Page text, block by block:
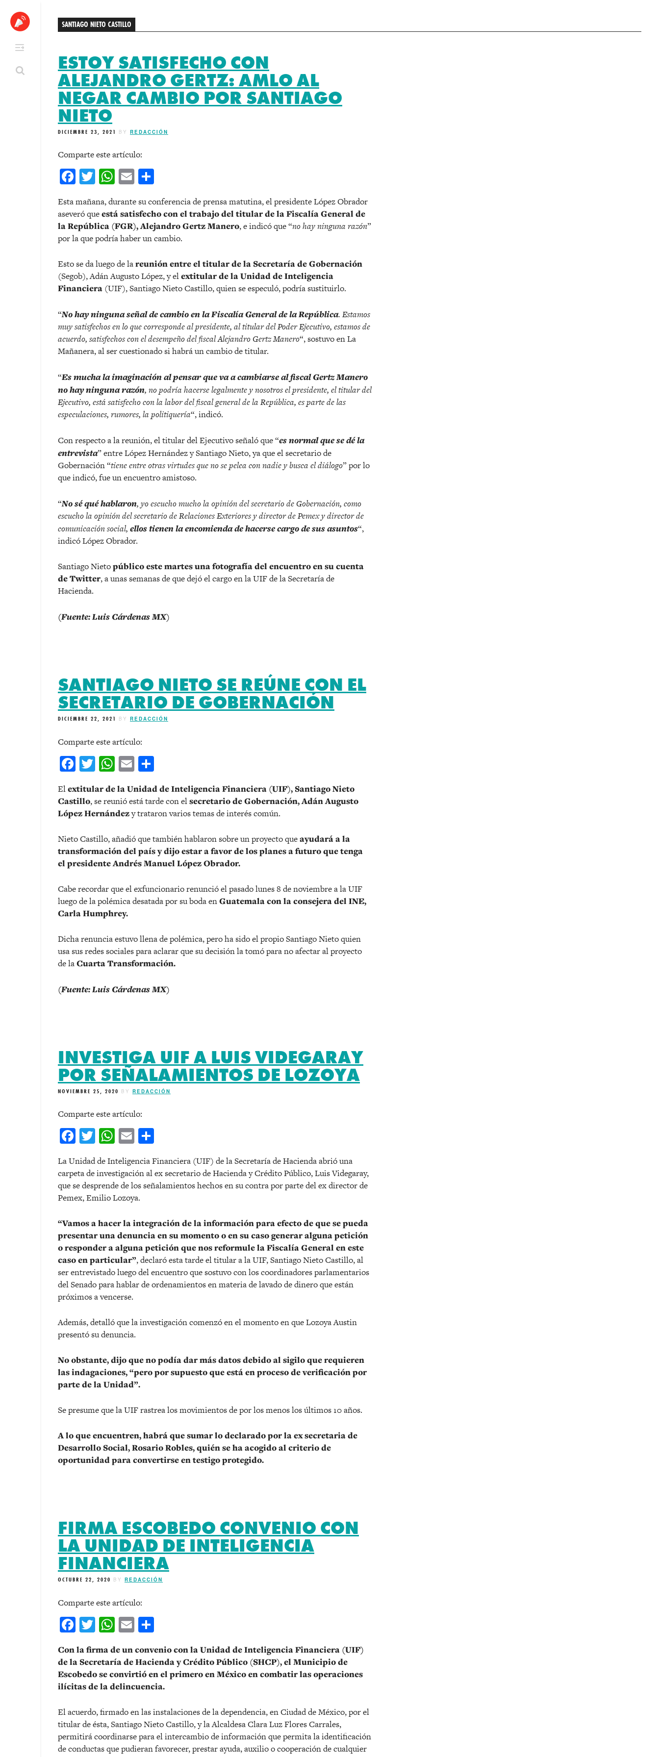
content
SANTIAGO NIETO CASTILLO
ESTOY SATISFECHO CON
ALEJANDRO GERTZ: AMLO AL
NEGAR CAMBIO POR SANTIAGO
NIETO
DICIEMBRE 23, 2021 BY REDACCIÓN
Comparte este artículo:
Facebook
Twitter
WhatsApp
Email
Esta mañana, durante su conferencia de prensa matutina, el presidente López Obrador
aseveró queestá satisfecho con el trabajo del titular de la Fiscalía General de
la República (FGR), Alejandro Gertz Manero, e indicó que “no hay ninguna razón”
por la que podría haber un cambio.
Esto se da luego de lareunión entre el titular de la Secretaría de Gobernación
(Segob), Adán Augusto López, y elextitular de la Unidad de Inteligencia
Financiera (UIF), Santiago Nieto Castillo, quien se especuló, podría sustituirlo.
“No hay ninguna señal de cambio en la Fiscalía General de la República. Estamos
muy satisfechos en lo que corresponde al presidente, al titular del Poder Ejecutivo, estamos de
acuerdo, satisfechos con el desempeño del fiscal Alejandro Gertz Manero“, sostuvo en La
Mañanera, al ser cuestionado si habrá un cambio de titular.
“Es mucha la imaginación al pensar que va a cambiarse al fiscal Gertz Manero
no hay ninguna razón, no podría hacerse legalmente y nosotros el presidente, el titular del
Ejecutivo, está satisfecho con la labor del fiscal general de la República, es parte de las
especulaciones, rumores, la politiquería“, indicó.
Con respecto a la reunión, el titular del Ejecutivo señaló que “es normal que se dé la
entrevista” entre López Hernández y Santiago Nieto, ya que el secretario de
Gobernación “tiene entre otras virtudes que no se pelea con nadie y busca el diálogo” por lo
que indicó, fue un encuentro amistoso.
“No sé qué hablaron, yo escucho mucho la opinión del secretario de Gobernación, como
escucho la opinión del secretario de Relaciones Exteriores y director de Pemex y director de
comunicación social, ellos tienen la encomienda de hacerse cargo de sus asuntos“,
indicó López Obrador.
Santiago Nietopúblico este martes una fotografía del encuentro en su cuenta
de Twitter, a unas semanas de que dejó el cargo en la UIF de la Secretaría de
Hacienda.
(Fuente: Luis Cárdenas MX)
SANTIAGO NIETO SE REÚNE CON EL
SECRETARIO DE GOBERNACIÓN
DICIEMBRE 22, 2021 BY REDACCIÓN
Comparte este artículo:
Facebook
Twitter
WhatsApp
Email
Elextitular de la Unidad de Inteligencia Financiera (UIF), Santiago Nieto
Castillo, se reunió está tarde con elsecretario de Gobernación, Adán Augusto
López Hernándezy trataron varios temas de interés común.
Nieto Castillo, añadió que también hablaron sobre un proyecto queayudará a la
transformación del país y dijo estar a favor de los planes a futuro que tenga
el presidente Andrés Manuel López Obrador.
Cabe recordar que el exfuncionario renunció el pasado lunes 8 de noviembre a la UIF
luego de la polémica desatada por su boda enGuatemala con la consejera del INE,
Carla Humphrey.
Dicha renuncia estuvo llena de polémica, pero ha sido el propio Santiago Nieto quien
usa sus redes sociales para aclarar que su decisión la tomó para no afectar al proyecto
de laCuarta Transformación.
(Fuente: Luis Cárdenas MX)
INVESTIGA UIF A LUIS VIDEGARAY
POR SEÑALAMIENTOS DE LOZOYA
NOVIEMBRE 25, 2020 BY REDACCIÓN
Comparte este artículo:
Facebook
Twitter
WhatsApp
Email
La Unidad de Inteligencia Financiera (UIF) de la Secretaría de Hacienda abrió una
carpeta de investigación al ex secretario de Hacienda y Crédito Público, Luis Videgaray,
que se desprende de los señalamientos hechos en su contra por parte del ex director de
Pemex, Emilio Lozoya.
“Vamos a hacer la integración de la información para efecto de que se pueda
presentar una denuncia en su momento o en su caso generar alguna petición
o responder a alguna petición que nos reformule la Fiscalía General en este
caso en particular”, declaró esta tarde el titular a la UIF, Santiago Nieto Castillo, al
ser entrevistado luego del encuentro que sostuvo con los coordinadores parlamentarios
del Senado para hablar de ordenamientos en materia de lavado de dinero que están
próximos a vencerse.
Además, detalló que la investigación comenzó en el momento en que Lozoya Austin
presentó su denuncia.
No obstante, dijo que no podía dar más datos debido al sigilo que requieren
las indagaciones,“pero por supuesto que está en proceso de verificación por
parte de la Unidad”.
Se presume que la UIF rastrea los movimientos de por los menos los últimos 10 años.
A lo que encuentren, habrá que sumar lo declarado por la ex secretaria de
Desarrollo Social, Rosario Robles, quién se ha acogido al criterio de
oportunidad para convertirse en testigo protegido.
FIRMA ESCOBEDO CONVENIO CON
LA UNIDAD DE INTELIGENCIA
FINANCIERA
OCTUBRE 22, 2020 BY REDACCIÓN
Comparte este artículo:
Facebook
Twitter
WhatsApp
Email
Con la firma de un convenio con la Unidad de Inteligencia Financiera (UIF)
de la Secretaría de Hacienda y Crédito Público (SHCP), el Municipio de
Escobedo se convirtió en el primero en México en combatir las operaciones
ilícitas de la delincuencia.
El acuerdo, firmado en las instalaciones de la dependencia, en Ciudad de México, por el
titular de ésta, Santiago Nieto Castillo, y la Alcaldesa Clara Luz Flores Carrales,
permitirá coordinarse para el intercambio de información que permita la identificación
de conductas que pudieran favorecer, prestar ayuda, auxilio o cooperación de cualquier